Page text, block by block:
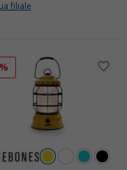
filiale